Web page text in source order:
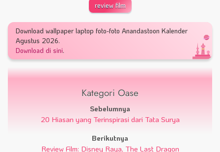
review film
Download wallpaper laptop foto-foto Anandastoon Kalender
Agustus 2026.
Download di sini.
Kategori Oase
Sebelumnya
20 Hiasan yang Terinspirasi dari Tata Surya
Berikutnya
Review Film: Disney Raya, The Last Dragon